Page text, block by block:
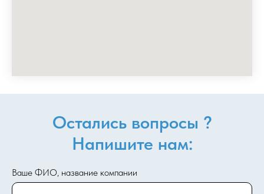
Остались вопросы ?
Напишите нам:
Ваше ФИО, название компании